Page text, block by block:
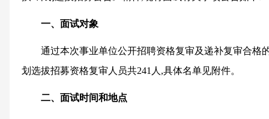
一、面试对象
通过本次事业单位公开招聘资格复审及递补复审合格
划选拔招募资格复审人员共241人,具体名单见附件。
二、面试时间和地点